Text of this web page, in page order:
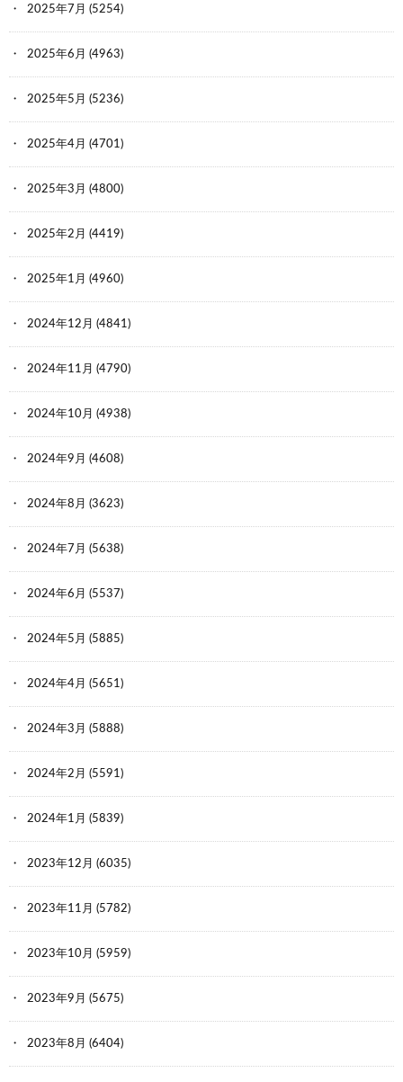
2025年7月 (5254)
2025年6月 (4963)
2025年5月 (5236)
2025年4月 (4701)
2025年3月 (4800)
2025年2月 (4419)
2025年1月 (4960)
2024年12月 (4841)
2024年11月 (4790)
2024年10月 (4938)
2024年9月 (4608)
2024年8月 (3623)
2024年7月 (5638)
2024年6月 (5537)
2024年5月 (5885)
2024年4月 (5651)
2024年3月 (5888)
2024年2月 (5591)
2024年1月 (5839)
2023年12月 (6035)
2023年11月 (5782)
2023年10月 (5959)
2023年9月 (5675)
2023年8月 (6404)